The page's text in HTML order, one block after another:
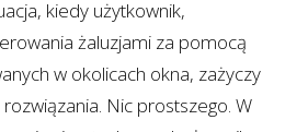
kiedy użytkownik,
żaluzjami za pomocą
w okolicach okna, zażyczy
Nic prostszego. W